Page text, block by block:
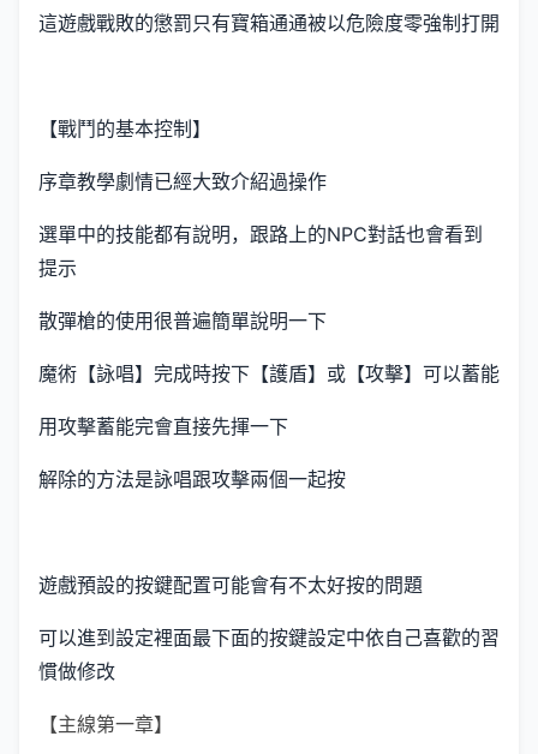
這遊戲戰敗的懲罰只有寶箱通通被以危險度零強制打開
【戰鬥的基本控制】
序章教學劇情已經大致介紹過操作
選單中的技能都有說明，跟路上的NPC對話也會看到
提示
散彈槍的使用很普遍簡單說明一下
魔術【詠唱】完成時按下【護盾】或【攻擊】可以蓄能
用攻擊蓄能完會直接先揮一下
解除的方法是詠唱跟攻擊兩個一起按
遊戲預設的按鍵配置可能會有不太好按的問題
可以進到設定裡面最下面的按鍵設定中依自己喜歡的習
慣做修改
【主線第一章】